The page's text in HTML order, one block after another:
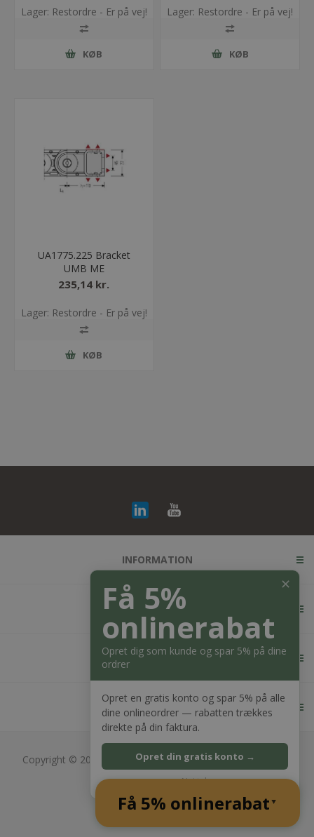
Lager: Restordre - Er på vej!
KØB
Lager: Restordre - Er på vej!
KØB
UA1775.225 Bracket
UMB ME
235,14 kr.
Lager: Restordre - Er på vej!
KØB
INFORMATION
KUNDESERVICE
MIN KONTO
KONTAKT OS
Copyright © 2026 Bagger Nielsen webshop. Alle rettigheder
forbeholdt.
Powered bynopCommerce
✕
Få 5%
onlinerabat
Opret dig som kunde og spar 5% på dine
ordrer
Opret en gratis konto og spar 5% på alle
dine onlineordrer — rabatten trækkes
direkte på din faktura.
Opret din gratis konto →
Nej tak
Få 5% onlinerabat ▲